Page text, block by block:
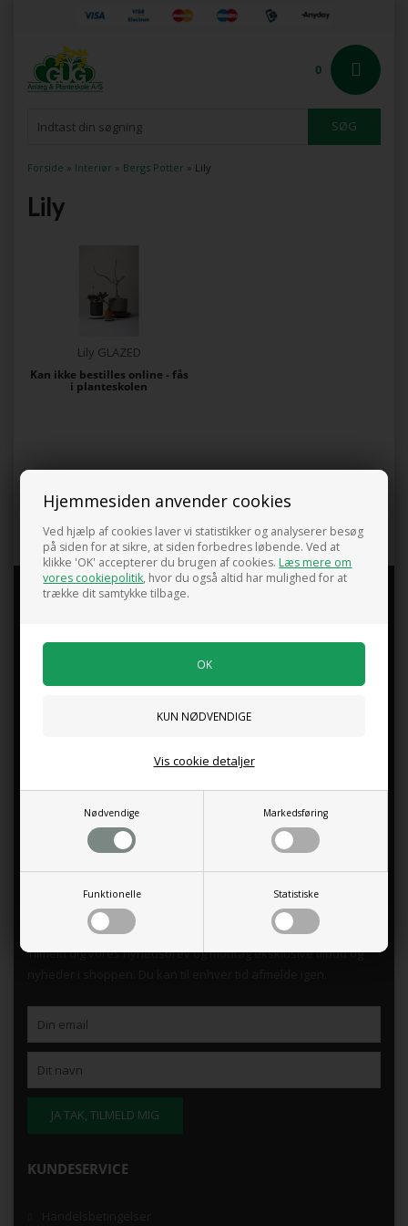
Hjemmesiden anvender cookies
Ved hjælp af cookies laver vi statistikker og analyserer besøg
på siden for at sikre, at siden forbedres løbende. Ved at
klikke 'OK' accepterer du brugen af cookies.Læs mere om
vores cookiepolitik, hvor du også altid har mulighed for at
trække dit samtykke tilbage.
Nødvendige Markedsføring
Funktionelle Statistiske
Vis cookie detaljer
0
Forside » Interiør » Bergs Potter » Lily
Lily
Lily GLAZED
Kan ikke bestilles online - fås
i planteskolen
underkopper, der fremkalder åkandernes skønhed.
GUG PLANTESKOLE
Mandag - Fredag kl.9.00 -17.30
Søndag kl.10.00 - 15.00
Indkildevej 17, 9210 Aalborg SØ
gug@gugplanteskole.dk
TILMELD NYHEDSBREV
Tilmeld dig vores nyhedsbrev og modtag eksklusive tilbud og
KUNDESERVICE